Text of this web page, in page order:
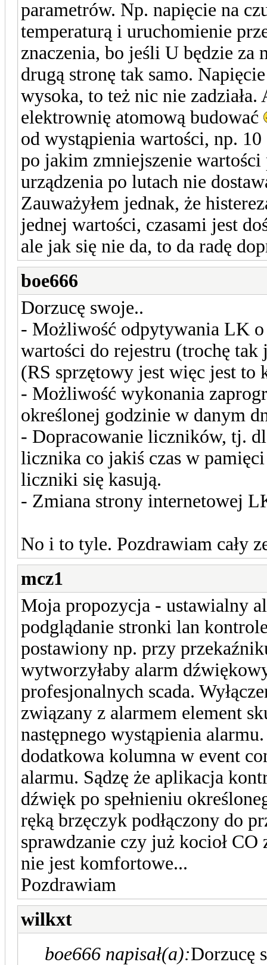
parametrów. Np. napięcie na
temperaturą i uruchomienie
znaczenia, bo jeśli U będzie za
drugą stronę tak samo.
wysoka, to też nic nie
elektrownię atomową budować
od wystąpienia wartości, np.
po jakim zmniejszenie
urządzenia po lutach nie
Zauważyłem jednak, że
jednej wartości, czasami jest
ale jak się nie da, to da radę
boe666
Dorzucę swoje..
- Możliwość odpytywania LK o
wartości do rejestru (trochę
(RS sprzętowy jest więc jest to
- Możliwość wykonania
określonej godzinie w danym
- Dopracowanie liczników, tj.
licznika co jakiś czas w
liczniki się kasują.
- Zmiana strony internetowej
No i to tyle. Pozdrawiam cały
mcz1
Moja propozycja - ustawialny
podglądanie stronki lan
postawiony np. przy
wytworzyłaby alarm
profesjonalnych scada.
związany z alarmem element
następnego wystąpienia
dodatkowa kolumna w event
alarmu. Sądzę że aplikacja
dźwięk po spełnieniu
ręką brzęczyk podłączony do
sprawdzanie czy już kocioł CO
nie jest komfortowe...
Pozdrawiam
wilkxt
boe666 napisał(a):Dorzucę